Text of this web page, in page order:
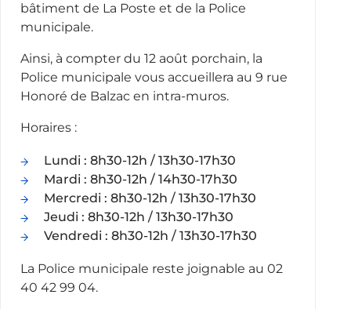
bâtiment de La Poste et de la Police
municipale.
Ainsi, à compter du 12 août porchain, la
Police municipale vous accueillera au 9 rue
Honoré de Balzac en intra-muros.
Horaires :
Lundi : 8h30-12h / 13h30-17h30
Mardi : 8h30-12h / 14h30-17h30
Mercredi : 8h30-12h / 13h30-17h30
Jeudi : 8h30-12h / 13h30-17h30
Vendredi : 8h30-12h / 13h30-17h30
La Police municipale reste joignable au 02
40 42 99 04.